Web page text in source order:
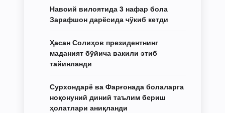
Навоий вилоятида 3 нафар бола
Зарафшон дарёсида чўкиб кетди
Ҳасан Солиҳов президентнинг
маданият бўйича вакили этиб
тайинланди
Сурхондарё ва Фарғонада болаларга
ноқонуний диний таълим бериш
ҳолатлари аниқланди